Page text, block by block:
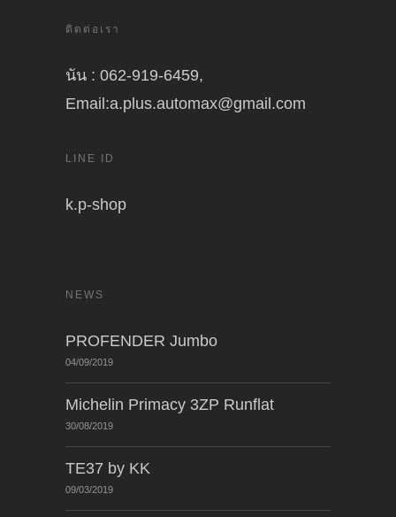
ติดต่อเรา
นัน : 062-919-6459,
Email:a.plus.automax@gmail.com
LINE ID
k.p-shop
NEWS
PROFENDER Jumbo
04/09/2019
Michelin Primacy 3ZP Runflat
30/08/2019
TE37 by KK
09/03/2019